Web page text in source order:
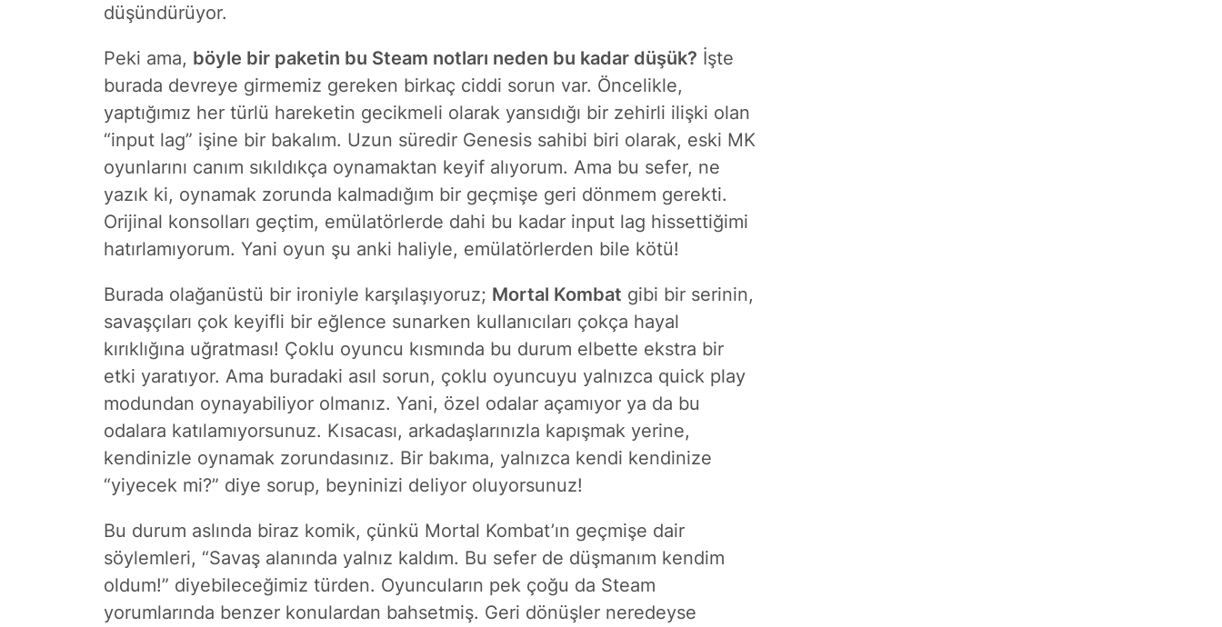
düşündürüyor.
Peki ama, böyle bir paketin bu Steam notları neden bu kadar düşük? İşte
burada devreye girmemiz gereken birkaç ciddi sorun var. Öncelikle,
yaptığımız her türlü hareketin gecikmeli olarak yansıdığı bir zehirli ilişki olan
“input lag” işine bir bakalım. Uzun süredir Genesis sahibi biri olarak, eski MK
oyunlarını canım sıkıldıkça oynamaktan keyif alıyorum. Ama bu sefer, ne
yazık ki, oynamak zorunda kalmadığım bir geçmişe geri dönmem gerekti.
Orijinal konsolları geçtim, emülatörlerde dahi bu kadar input lag hissettiğimi
hatırlamıyorum. Yani oyun şu anki haliyle, emülatörlerden bile kötü!
Burada olağanüstü bir ironiyle karşılaşıyoruz; Mortal Kombat gibi bir serinin,
savaşçıları çok keyifli bir eğlence sunarken kullanıcıları çokça hayal
kırıklığına uğratması! Çoklu oyuncu kısmında bu durum elbette ekstra bir
etki yaratıyor. Ama buradaki asıl sorun, çoklu oyuncuyu yalnızca quick play
modundan oynayabiliyor olmanız. Yani, özel odalar açamıyor ya da bu
odalara katılamıyorsunuz. Kısacası, arkadaşlarınızla kapışmak yerine,
kendinizle oynamak zorundasınız. Bir bakıma, yalnızca kendi kendinize
“yiyecek mi?” diye sorup, beyninizi deliyor oluyorsunuz!
Bu durum aslında biraz komik, çünkü Mortal Kombat’ın geçmişe dair
söylemleri, “Savaş alanında yalnız kaldım. Bu sefer de düşmanım kendim
oldum!” diyebileceğimiz türden. Oyuncuların pek çoğu da Steam
yorumlarında benzer konulardan bahsetmiş. Geri dönüşler neredeyse